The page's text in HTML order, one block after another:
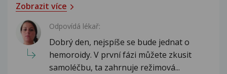
Zobrazit více
Odpovídá lékař:
Dobrý den, nejspíše se bude jednat o
hemoroidy. V první fázi můžete zkusit
samoléčbu, ta zahrnuje režimová...